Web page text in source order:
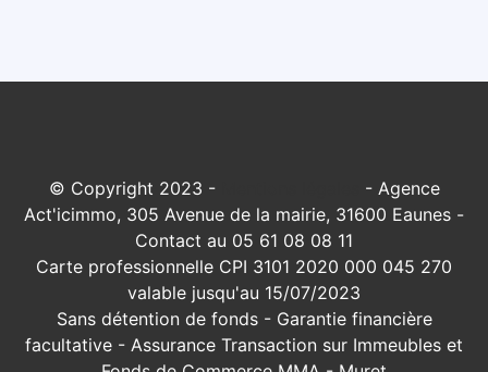
© Copyright 2023 -
- Agence
Act'icimmo, 305 Avenue de la mairie, 31600 Eaunes -
Contact au 05 61 08 08 11
Carte professionnelle CPI 3101 2020 000 045 270
valable jusqu'au 15/07/2023
Sans détention de fonds - Garantie financière
facultative - Assurance Transaction sur Immeubles et